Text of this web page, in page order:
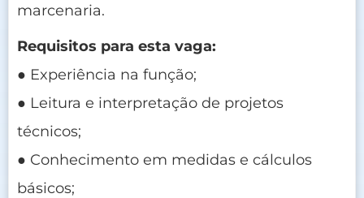
marcenaria.
Requisitos para esta vaga:
● Experiência na função;
● Leitura e interpretação de projetos
técnicos;
● Conhecimento em medidas e cálculos
básicos;